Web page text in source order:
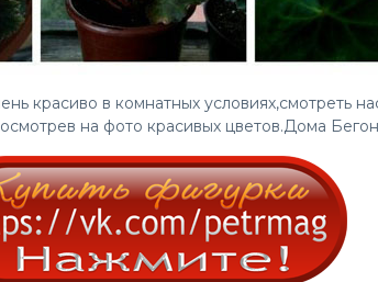
красиво в комнатных условиях,смотреть
на фото красивых цветов.Дома